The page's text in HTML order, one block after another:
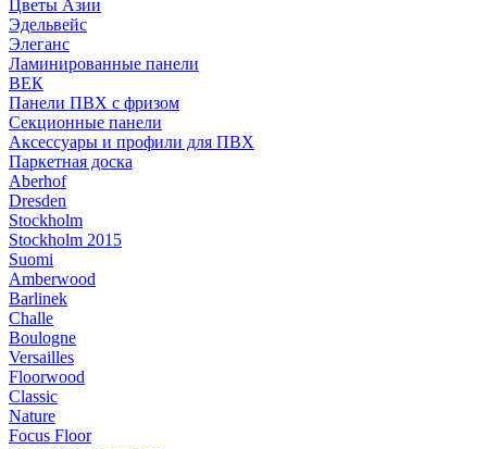
Цветы Азии
Эдельвейс
Элеганс
Ламинированные панели
ВЕК
Панели ПВХ с фризом
Секционные панели
Аксессуары и профили для ПВХ
Паркетная доска
Aberhof
Dresden
Stockholm
Stockholm 2015
Suomi
Amberwood
Barlinek
Challe
Boulogne
Versailles
Floorwood
Classic
Nature
Focus Floor